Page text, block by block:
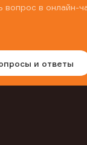
вопрос в онлайн-
и ответы